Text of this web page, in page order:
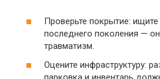
Проверьте покрытие:
последнего поколения —
травматизм.
Оцените инфраструктуру: